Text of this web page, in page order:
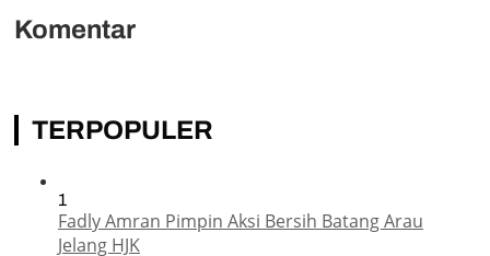
Komentar
TERPOPULER
1
Fadly Amran Pimpin Aksi Bersih Batang Arau
Jelang HJK